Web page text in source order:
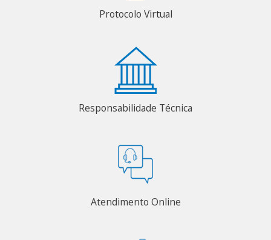
Protocolo Virtual
Responsabilidade Técnica
Atendimento Online